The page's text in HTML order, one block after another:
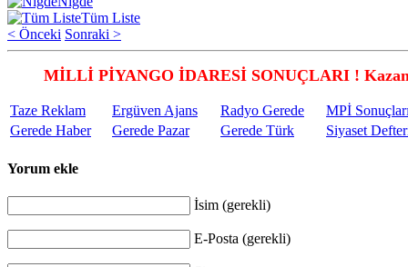
Tüm Liste
< Önceki Sonraki >
MİLLİ PİYANGO İDARESİ SONUÇLARI !
Taze Reklam Ergüven Ajans Radyo Gerede
MPİ Sonuçları
Gerede Haber
Gerede Pazar Gerede Türk Siyaset
Yorum ekle
İsim (gerekli)
E-Posta (gerekli)